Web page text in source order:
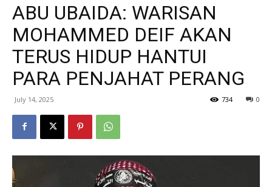
ABU UBAIDA: WARISAN
MOHAMMED DEIF AKAN
TERUS HIDUP HANTUI
PARA PENJAHAT PERANG
July 14, 2025 0
734